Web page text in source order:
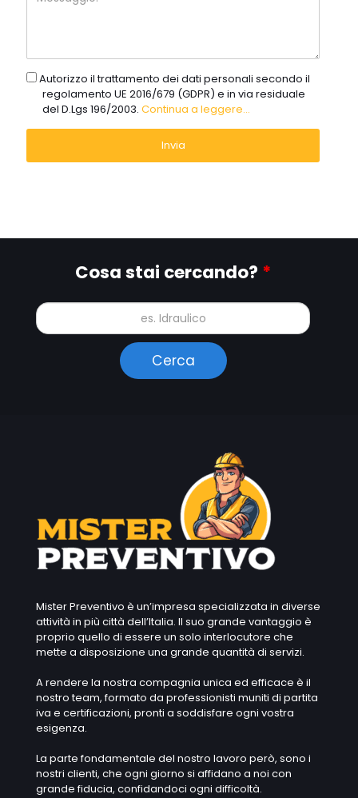
gdprAutorizzo il trattamento dei dati personali secondo il
regolamento UE 2016/679 (GDPR) e in via residuale
del D.Lgs 196/2003. Continua a leggere...
Cosa stai cercando? *
Mister Preventivo è un’impresa specializzata in diverse
attività in più città dell’Italia. Il suo grande vantaggio è
proprio quello di essere un solo interlocutore che
mette a disposizione una grande quantità di servizi.
A rendere la nostra compagnia unica ed efficace è il
nostro team, formato da professionisti muniti di partita
iva e certificazioni, pronti a soddisfare ogni vostra
esigenza.
La parte fondamentale del nostro lavoro però, sono i
nostri clienti, che ogni giorno si affidano a noi con
grande fiducia, confidandoci ogni difficoltà.